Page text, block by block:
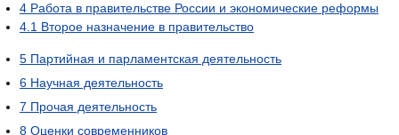
4 Работа в правительстве России и экономические реформы
4.1 Второе назначение в правительство
5 Партийная и парламентская деятельность
6 Научная деятельность
7 Прочая деятельность
8 Оценки современников